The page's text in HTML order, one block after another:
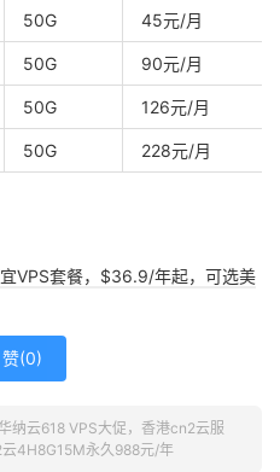
50G 45元/月
50G 90元/月
50G 126元/月
50G 228元/月
VPS套餐，$36.9/年起，可选美
赞(0)
纳云618 VPS大促，香港cn2云服
4H8G15M永久988元/年